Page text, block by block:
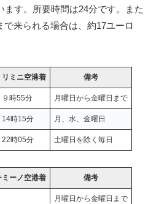
ます。所要時間は24分です。また
で来られる場合は、約17ユーロ
リミニ空港着 備考
９時55分 月曜日から金曜日まで
14時15分 月、水、金曜日
22時05分 土曜日を除く毎日
ミーノ空港着 備考
月曜日から金曜日まで